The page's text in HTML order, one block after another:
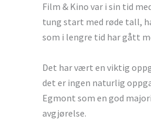
Film & Kino var i sin tid
tung start med røde tall,
som i lengre tid har gått
Det har vært en viktig
det er ingen naturlig
Egmont som en god
avgjørelse.